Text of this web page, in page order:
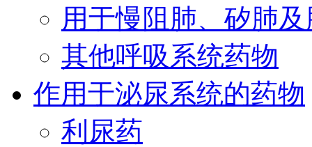
用于慢阻肺、矽肺
其他呼吸系统药物
作用于泌尿系统的药物
利尿药